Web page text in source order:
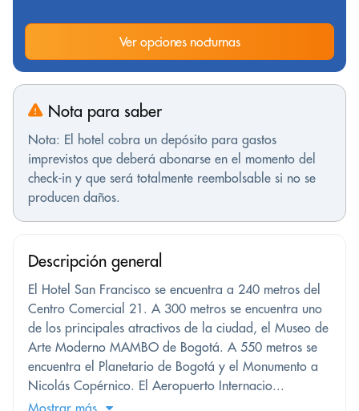
Ver opciones nocturnas
Nota para saber
Nota: El hotel cobra un depósito para gastos
imprevistos que deberá abonarse en el momento del
check-in y que será totalmente reembolsable si no se
producen daños.
Descripción general
El Hotel San Francisco se encuentra a 240 metros del
Centro Comercial 21. A 300 metros se encuentra uno
de los principales atractivos de la ciudad, el Museo de
Arte Moderno MAMBO de Bogotá. A 550 metros se
encuentra el Planetario de Bogotá y el Monumento a
Nicolás Copérnico. El Aeropuerto Internacio...
Mostrar más